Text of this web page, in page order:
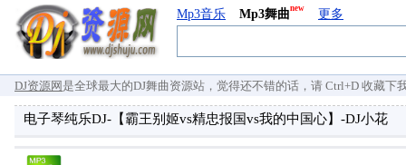
Mp3音乐 Mp3舞曲new 更多
DJ资源网 是全球最大的DJ舞曲资源站，觉得还不错的话，请 Ctrl+D 收藏下
电子琴纯乐DJ-【霸王别姬vs精忠报国vs我的中国心】-DJ小花